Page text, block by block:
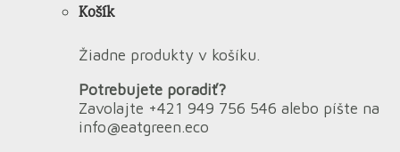
Košík
Žiadne produkty v košíku.
Potrebujete poradiť?
Zavolajte +421 949 756 546 alebo píšte na
info@eatgreen.eco